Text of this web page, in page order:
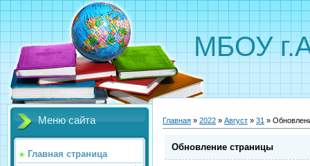
МБОУ
Меню сайта
Главная страница
Главная » 2022 » Август » 31 »
Обновление страницы